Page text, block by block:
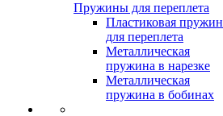
Пружины для переплета
Пластиковая
для переплета
Металлическая
пружина в нарезке
Металлическая
пружина в бобинах